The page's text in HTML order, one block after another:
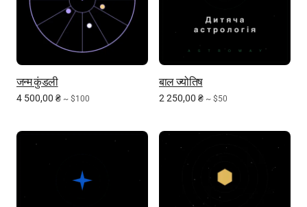
जन्म कुंडली
4 500,00 ₴ ~ $100
बाल ज्योतिष
2 250,00 ₴ ~ $50